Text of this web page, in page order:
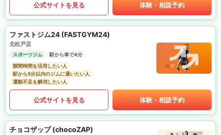
公式サイトを見る 体験・相談予約
ファストジム24 (FASTGYM24)
北松戸店
スポーツジム
駅から車で4分
隙間時間を活用したい人
駅から5分以内のジムに通いたい人
運動不足を解消したい人
公式サイトを見る 体験・相談予約
チョコザップ (chocoZAP)